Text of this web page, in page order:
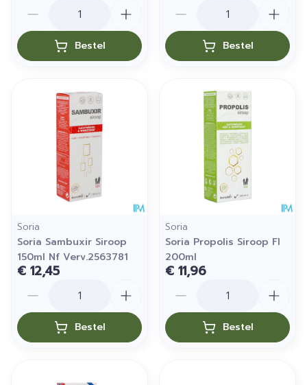
Bestel Bestel
Soria
Soria Sambuxir Siroop
150ml Nf Verv.2563781
€ 12,45
Bestel
Soria
Soria Propolis Siroop Fl
200ml
€ 11,96
Bestel